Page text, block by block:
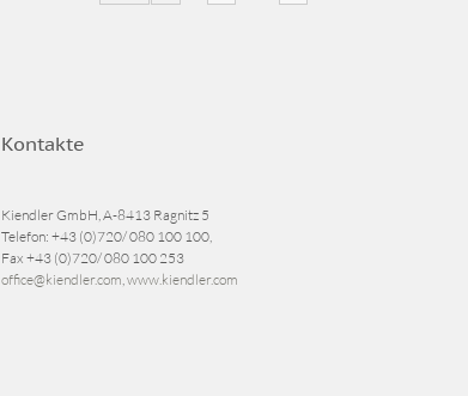
Kontakte
Kiendler GmbH, A-8413 Ragnitz 5
Telefon: +43 (0)720/ 080 100 100,
Fax +43 (0)720/ 080 100 253
office@kiendler.com,www.kiendler.com